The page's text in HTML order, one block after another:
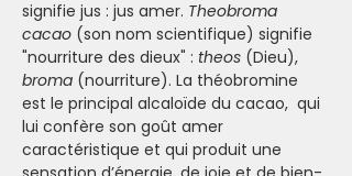
signifie jus : jus amer. Theobroma
cacao (son nom scientifique) signifie
"nourriture des dieux" : theos (Dieu),
broma (nourriture). La théobromine
est le principal alcaloïde du cacao,  qui
lui confère son goût amer
caractéristique et qui produit une